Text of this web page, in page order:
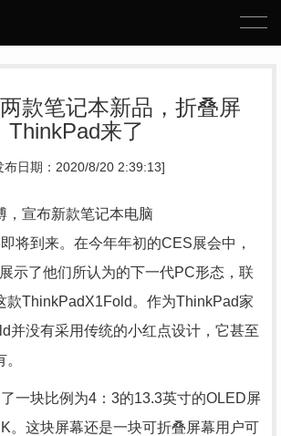
款笔记本新品，折叠屏
ThinkPad来了
布日期：2020/8/20 2:39:13]
，宣布新款笔记本电脑
将到来。在今年年初的CES展会中，
示了他们所认为的下一代PC形态，联
款ThinkPadX1Fold。作为ThinkPad家
并没有采用传统的小红点设计，它甚至
一块比例为4：3的13.3英寸的OLED屏
。这块屏幕还是一块可折叠屏幕用户可